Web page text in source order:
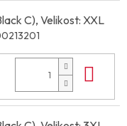
C), Velikost: XXL